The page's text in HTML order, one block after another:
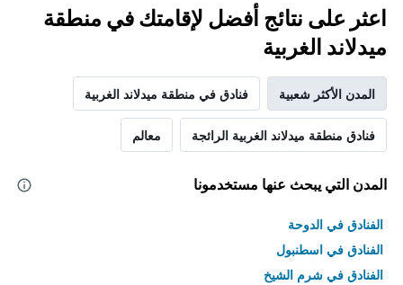
اعثر على نتائج أفضل لإقامتك في منطقة
ميدلاند الغربية
المدن الأكثر شعبية فنادق في منطقة ميدلاند الغربية
فنادق منطقة ميدلاند الغربية الرائجة معالم
المدن التي يبحث عنها مستخدمونا
الفنادق في الدوحة
الفنادق في اسطنبول
الفنادق في شرم الشيخ